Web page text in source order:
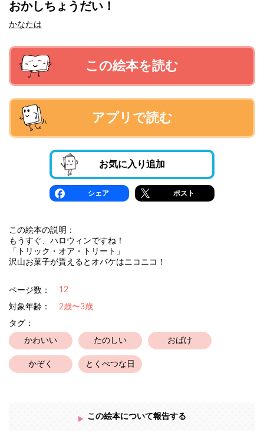
おかしちょうだい！
かなたは
この絵本を読む
アプリで読む
お気に入り追加
シェア ポスト
この絵本の説明：
もうすぐ、ハロウィンですね！
「トリック・オア・トリート」
沢山お菓子が貰えるとオバケはニコニコ！
ページ数： 12
対象年齢：
2歳〜3歳
タグ：
かわいい たのしい おばけ
かぞく とくべつな日
この絵本について報告する